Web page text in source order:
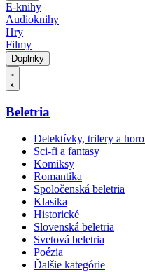
E-knihy
Audioknihy
Hry
Filmy
Doplnky
Beletria
Detektívky, trilery a
Sci-fi a fantasy
Komiksy
Romantika
Spoločenská beletria
Klasika
Historické
Slovenská beletria
Svetová beletria
Poézia
Ďalšie kategórie